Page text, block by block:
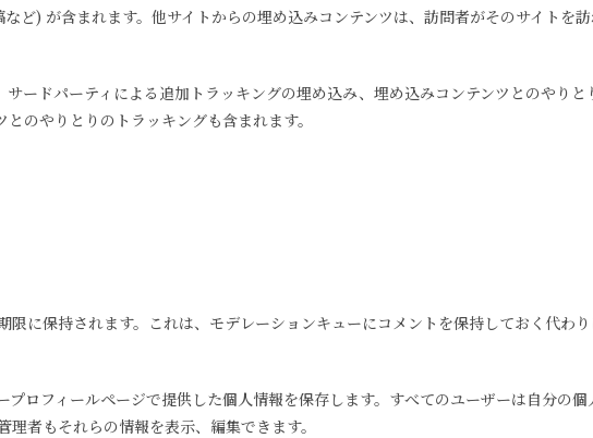
ど) が含まれます。他サイトからの埋め込みコンテンツは、訪問者がそのサイトを
ードパーティによる追加トラッキングの埋め込み、埋め込みコンテンツとのやり
のやりとりのトラッキングも含まれます。
に保持されます。これは、モデレーションキューにコメントを保持しておく代わ
ロフィールページで提供した個人情報を保存します。すべてのユーザーは自分の
者もそれらの情報を表示、編集できます。